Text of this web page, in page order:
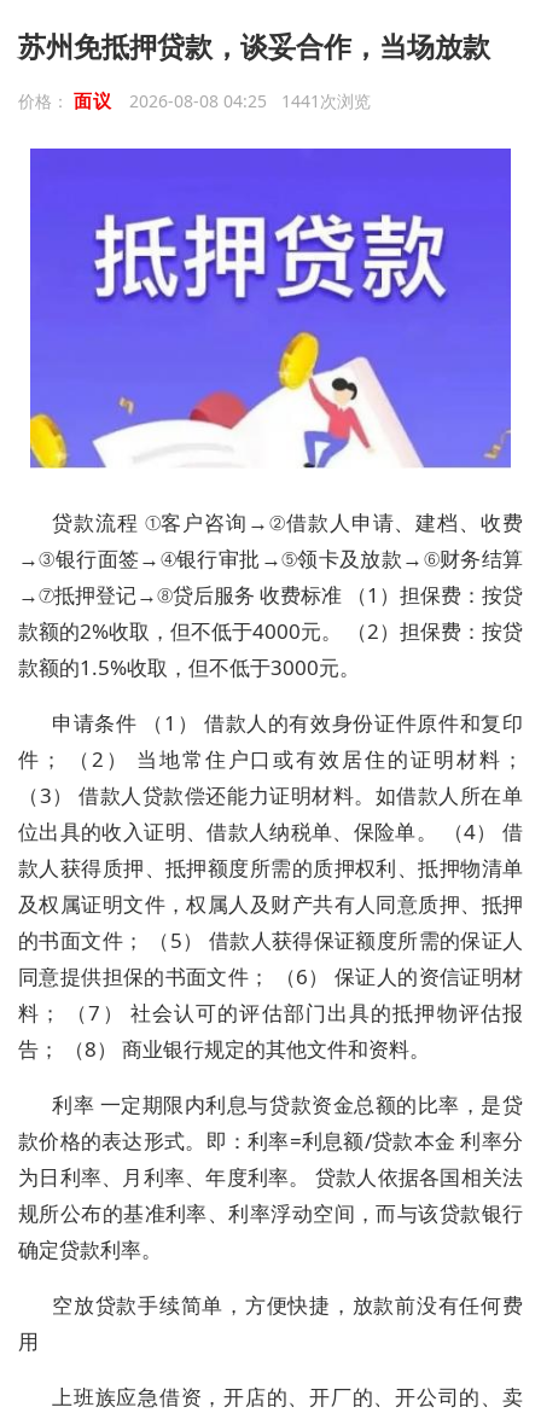
苏州免抵押贷款，谈妥合作，当场放款
价格： 面议 2026-08-08 04:25 1441次浏览
贷款流程 ①客户咨询→②借款人申请、建档、收费
→③银行面签→④银行审批→⑤领卡及放款→⑥财务结算
→⑦抵押登记→⑧贷后服务 收费标准 （1）担保费：按贷
款额的2%收取，但不低于4000元。 （2）担保费：按贷
款额的1.5%收取，但不低于3000元。
申请条件 （1） 借款人的有效身份证件原件和复印
件； （2） 当地常住户口或有效居住的证明材料；
（3） 借款人贷款偿还能力证明材料。如借款人所在单
位出具的收入证明、借款人纳税单、保险单。 （4） 借
款人获得质押、抵押额度所需的质押权利、抵押物清单
及权属证明文件，权属人及财产共有人同意质押、抵押
的书面文件； （5） 借款人获得保证额度所需的保证人
同意提供担保的书面文件； （6） 保证人的资信证明材
料； （7） 社会认可的评估部门出具的抵押物评估报
告； （8） 商业银行规定的其他文件和资料。
利率 一定期限内利息与贷款资金总额的比率，是贷
款价格的表达形式。即：利率=利息额/贷款本金 利率分
为日利率、月利率、年度利率。 贷款人依据各国相关法
规所公布的基准利率、利率浮动空间，而与该贷款银行
确定贷款利率。
空放贷款手续简单，方便快捷，放款前没有任何费
用
上班族应急借资，开店的、开厂的、开公司的、卖